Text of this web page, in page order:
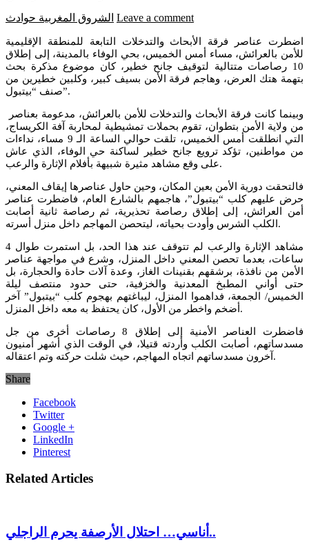
الشروق المغربية حوادث Leave a comment
اضطرت عناصر فرقة الأبحاث والتدخلات التابعة للمنطقة الإقليمية
للأمن بالعرائش، مساء أمس الخميس، بحي الوفاء بالمدينة، إلى إطلاق
10 رصاصات متتالية لتوقيف جانح خطير، كان موضوع مذكرة بحث
بتهمة هتك العرض، وهاجم فرقة الأمن بسيف كبير، وكلبين خطيرين من
صنف “بيتبول”.
من ولاية الأمن بتطوان، تقوم بحملات تمشيطية لمحاربة آفة الكريساج،
التي انطلقت أمس الخميس، تلقت حوالي الساعة الـ 9 مساء، نداءات
من مواطنين، تؤكد ترويع جانح خطير لساكنة حي الوفاء، الذي عاش
على وقع مشاهد مثيرة شبيهة بأفلام الإثارة والرعب.
فالتحقت دورية الأمن بعين المكان، وحين حاول عناصرها إيقاف المعني،
حرض عليهم كلب “بيتبول”، هاجمهم بالشارع العام، فاضطرت عناصر
أمن العرائش، إلى إطلاق رصاصة تحذيرية، ثم رصاصة ثانية أصابت
الكلب الشرس وأودت بحياته، ليتحصن المهاجم داخل منزل أسرته.
مشاهد الإثارة والرعب لم تتوقف عند هذا الحد، بل استمرت طوال 4
ساعات، بعدما تحصن المعني داخل المنزل، وشرع في مواجهة عناصر
الأمن من نافذة، برشقهم بقنينات الغاز، وعدة آلات حادة والحجارة، بل
حتى أواني المطبخ المعدنية والخزفية، حتى حدود منتصف ليلة
الخميس/ الجمعة، فداهموا المنزل، ليباغتهم بهجوم كلب “بيتبول” آخر
أضخم واخطر من الأول، كان يحتفظ به معه داخل المنزل.
فاضطرت العناصر الأمنية إلى إطلاق 8 رصاصات أخرى من جل
مسدساتهم، أصابت الكلب وأردته قتيلا، في الوقت الذي أشهر أمنيون
آخرون مسدساتهم اتجاه المهاجم، حيث شلت حركته وتم اعتقاله.
Share
Facebook
Twitter
Google +
LinkedIn
Pinterest
Related Articles
أناسي… احتلال الأرصفة يحرم الراجلي..